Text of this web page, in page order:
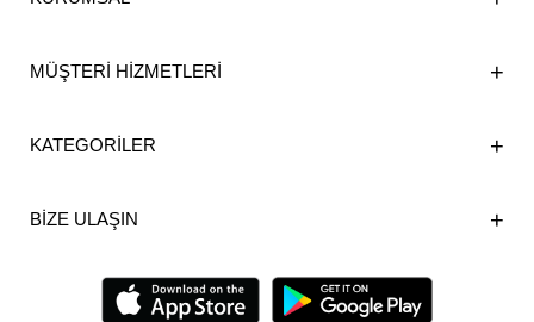
MÜŞTERİ HİZMETLERİ
KATEGORİLER
BİZE ULAŞIN